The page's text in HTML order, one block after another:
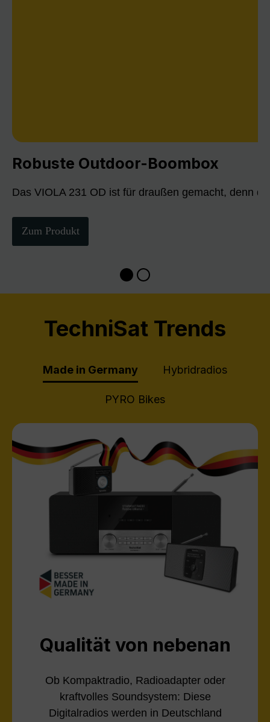
Robuste Outdoor-Boombox
Das VIOLA 231 OD ist für draußen gemacht, denn
Zum Produkt
TechniSat Trends
Made in Germany Hybridradios
PYRO Bikes
Qualität von nebenan
Ob Kompaktradio, Radioadapter oder
kraftvolles Soundsystem: Diese
Digitalradios werden in Deutschland